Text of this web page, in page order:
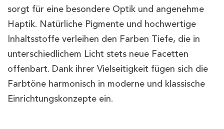
sorgt für eine besondere Optik und angenehme
Haptik. Natürliche Pigmente und hochwertige
Inhaltsstoffe verleihen den Farben Tiefe, die in
unterschiedlichem Licht stets neue Facetten
offenbart. Dank ihrer Vielseitigkeit fügen sich die
Farbtöne harmonisch in moderne und klassische
Einrichtungskonzepte ein.